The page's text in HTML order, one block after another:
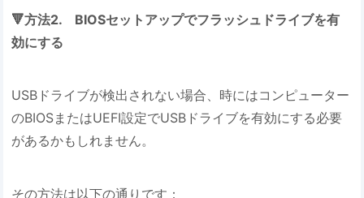
🔻方法2. BIOSセットアップでフラッシュドライブを有
効にする
USBドライブが検出されない場合、時にはコンピューター
のBIOSまたはUEFI設定でUSBドライブを有効にする必要
があるかもしれません。
その方法は以下の通りです：